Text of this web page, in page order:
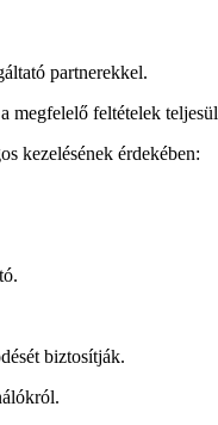
partnerekkel.
feltételek
kezelésének érdekében:
biztosítják.